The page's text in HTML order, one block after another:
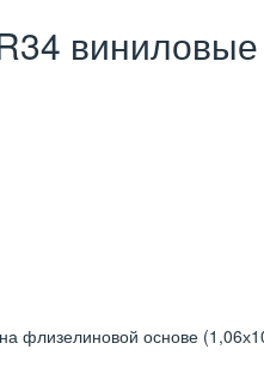
флизелиновой основе